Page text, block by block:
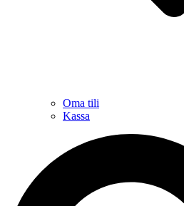
Oma tili
Kassa